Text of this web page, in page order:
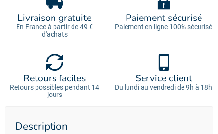
Livraison gratuite
En France à partir de 49 €
d'achats
Paiement sécurisé
Paiement en ligne 100% sécurisé
Retours faciles
Retours possibles pendant 14
jours
Service client
Du lundi au vendredi de 9h à 18h
Description